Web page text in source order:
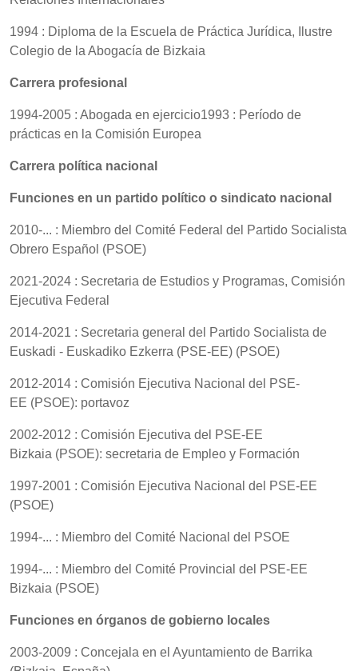
1994 : Diploma de la Escuela de Práctica Jurídica, Ilustre
Colegio de la Abogacía de Bizkaia
Carrera profesional
1994-2005 : Abogada en ejercicio1993 : Período de
prácticas en la Comisión Europea
Carrera política nacional
Funciones en un partido político o sindicato nacional
2010-... : Miembro del Comité Federal del Partido Socialista
Obrero Español (PSOE)
2021-2024 : Secretaria de Estudios y Programas, Comisión
Ejecutiva Federal
2014-2021 : Secretaria general del Partido Socialista de
Euskadi - Euskadiko Ezkerra (PSE-EE) (PSOE)
2012-2014 : Comisión Ejecutiva Nacional del PSE-
EE (PSOE): portavoz
2002-2012 : Comisión Ejecutiva del PSE-EE
Bizkaia (PSOE): secretaria de Empleo y Formación
1997-2001 : Comisión Ejecutiva Nacional del PSE-EE
(PSOE)
1994-... : Miembro del Comité Nacional del PSOE
1994-... : Miembro del Comité Provincial del PSE-EE
Bizkaia (PSOE)
Funciones en órganos de gobierno locales
2003-2009 : Concejala en el Ayuntamiento de Barrika